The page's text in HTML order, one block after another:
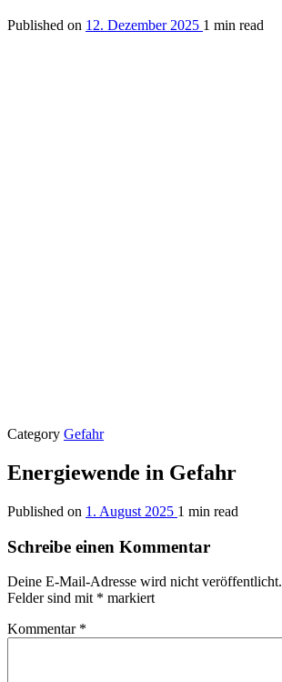
Published on 12. Dezember 2025 1 min read
Category Gefahr
Energiewende in Gefahr
Published on 1. August 2025 1 min read
Schreibe einen Kommentar
Deine E-Mail-Adresse wird nicht veröffentlicht.
Felder sind mit * markiert
Kommentar *